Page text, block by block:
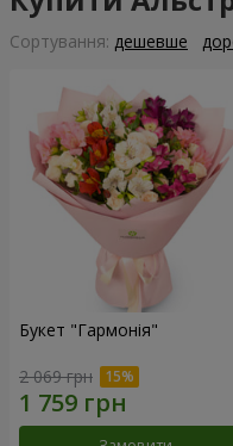
Сортування: дешевше
Букет "Гармонія"
2 069 грн